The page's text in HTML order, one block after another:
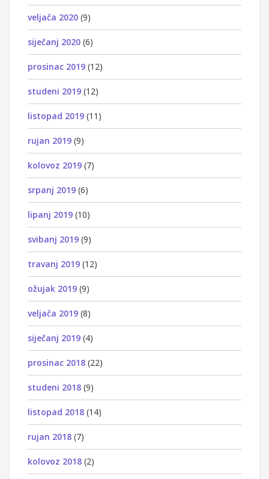
veljača 2020 (9)
siječanj 2020 (6)
prosinac 2019 (12)
studeni 2019 (12)
listopad 2019 (11)
rujan 2019 (9)
kolovoz 2019 (7)
srpanj 2019 (6)
lipanj 2019 (10)
svibanj 2019 (9)
travanj 2019 (12)
ožujak 2019 (9)
veljača 2019 (8)
siječanj 2019 (4)
prosinac 2018 (22)
studeni 2018 (9)
listopad 2018 (14)
rujan 2018 (7)
kolovoz 2018 (2)